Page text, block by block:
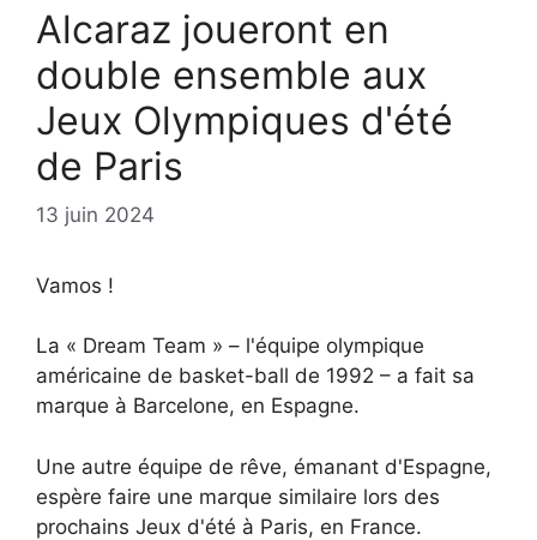
Alcaraz joueront en
double ensemble aux
Jeux Olympiques d'été
de Paris
13 juin 2024
Vamos !
La « Dream Team » – l'équipe olympique
américaine de basket-ball de 1992 – a fait sa
marque à Barcelone, en Espagne.
Une autre équipe de rêve, émanant d'Espagne,
espère faire une marque similaire lors des
prochains Jeux d'été à Paris, en France.